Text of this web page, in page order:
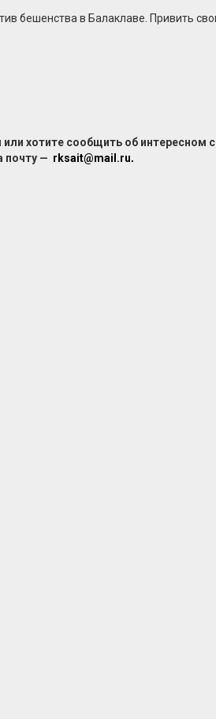
бешенства в Балаклаве. Привить
хотите сообщить об интересном
почту — rksait@mail.ru.